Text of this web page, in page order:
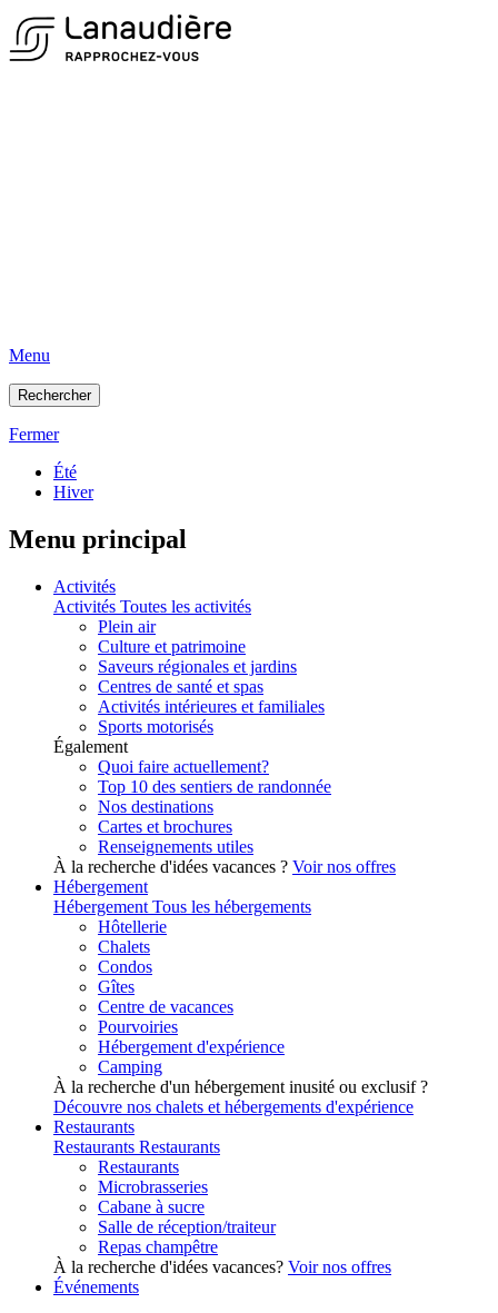
Menu
Rechercher
Fermer
Été
Hiver
Menu principal
Activités
Activités Toutes les activités
Plein air
Culture et patrimoine
Saveurs régionales et jardins
Centres de santé et spas
Activités intérieures et familiales
Sports motorisés
Également
Quoi faire actuellement?
Top 10 des sentiers de randonnée
Nos destinations
Cartes et brochures
Renseignements utiles
À la recherche d'idées vacances ? Voir nos offres
Hébergement
Hébergement Tous les hébergements
Hôtellerie
Chalets
Condos
Gîtes
Centre de vacances
Pourvoiries
Hébergement d'expérience
Camping
À la recherche d'un hébergement inusité ou exclusif ?
Découvre nos chalets et hébergements d'expérience
Restaurants
Restaurants Restaurants
Restaurants
Microbrasseries
Cabane à sucre
Salle de réception/traiteur
Repas champêtre
À la recherche d'idées vacances? Voir nos offres
Événements